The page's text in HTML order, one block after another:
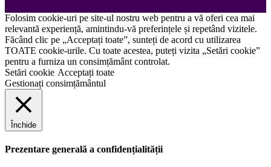
Folosim cookie-uri pe site-ul nostru web pentru a vă oferi cea mai
relevantă experiență, amintindu-vă preferințele și repetând vizitele.
Făcând clic pe „Acceptați toate”, sunteți de acord cu utilizarea
TOATE cookie-urile. Cu toate acestea, puteți vizita „Setări cookie”
pentru a furniza un consimțământ controlat.
Setări cookie Acceptați toate
Gestionați consimțământul
Închide
Prezentare generală a confidențialității